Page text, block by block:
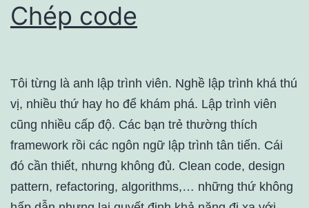
Chép code
Tôi từng là anh lập trình viên. Nghề lập trình khá thú
vị, nhiều thứ hay ho để khám phá. Lập trình viên
cũng nhiều cấp độ. Các bạn trẻ thường thích
framework rồi các ngôn ngữ lập trình tân tiến. Cái
đó cần thiết, nhưng không đủ. Clean code, design
pattern, refactoring, algorithms,… những thứ không